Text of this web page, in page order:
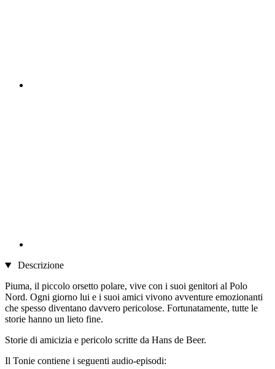
Descrizione
Piuma, il piccolo orsetto polare, vive con i suoi genitori al Polo
Nord. Ogni giorno lui e i suoi amici vivono avventure emozionanti
che spesso diventano davvero pericolose. Fortunatamente, tutte le
storie hanno un lieto fine.
Storie di amicizia e pericolo scritte da Hans de Beer.
Il Tonie contiene i seguenti audio-episodi: